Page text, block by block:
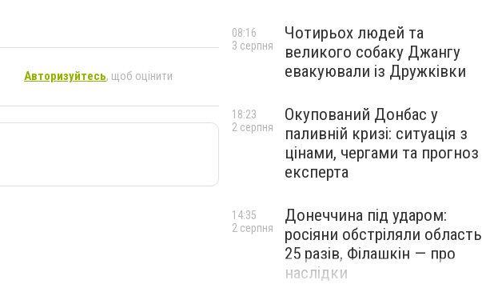
Авторизуйтесь, щоб оцінити
Чотирьох людей та
великого собаку Джангу
евакуювали із Дружківки
08:16
3 серпня
Окупований Донбас у
паливній кризі: ситуація з
цінами, чергами та прогноз
експерта
18:23
2 серпня
Донеччина під ударом:
росіяни обстріляли область
25 разів, Філашкін — про
наслідки
14:35
2 серпня